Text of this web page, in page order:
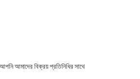
আমাদের বিক্রয় প্রতিনিধির সাথে